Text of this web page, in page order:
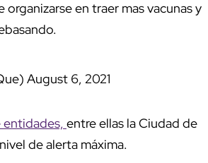
en traer mas vacunas y
August 6, 2021
entidades, entre ellas la Ciudad de
de alerta máxima.